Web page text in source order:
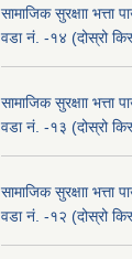
सामाजिक सुरक्षाा
वडा नं. -१४ (दोस्रो
सामाजिक सुरक्षाा
वडा नं. -१३ (दोस्रो
सामाजिक सुरक्षाा
वडा नं. -१२ (दोस्रो